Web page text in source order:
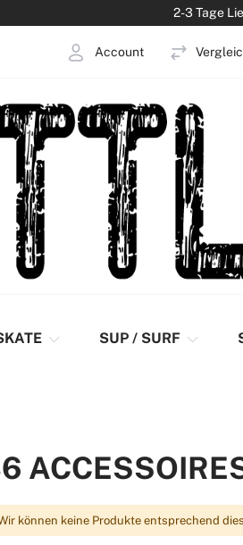
2-3 Tage
Account
SUP / SURF
können keine Produkte entsprechend